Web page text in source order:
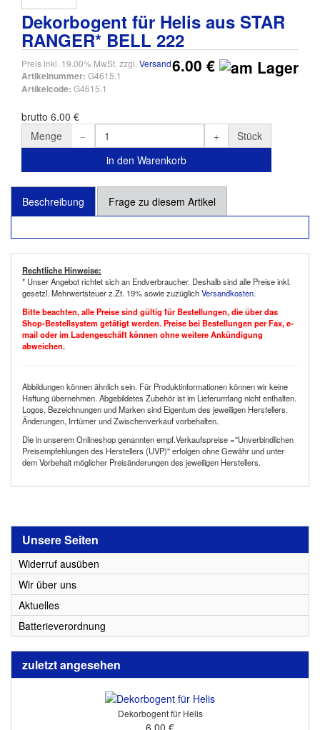
Dekorbogent für Helis aus STAR
RANGER* BELL 222
Preis inkl. 19.00% MwSt. zzgl. Versand
Artikelnummer: G4615.1
Artikelcode: G4615.1
6.00 €
brutto 6.00 €
Menge
Stück
in den Warenkorb
Beschreibung Frage zu diesem Artikel
Rechtliche Hinweise:
* Unser Angebot richtet sich an Endverbraucher. Deshalb sind alle Preise inkl.
gesetzl. Mehrwertsteuer z.Zt. 19% sowie zuzüglichVersandkosten.
Bitte beachten, alle Preise sind gültig für Bestellungen, die über das
Shop-Bestellsystem getätigt werden. Preise bei Bestellungen per Fax, e-
mail oder im Ladengeschäft können ohne weitere Ankündigung
abweichen.
Abbildungen können ähnlich sein. Für Produktinformationen können wir keine
Haftung übernehmen. Abgebildetes Zubehör ist im Lieferumfang nicht enthalten.
Logos, Bezeichnungen und Marken sind Eigentum des jeweiligen Herstellers.
Änderungen, Irrtümer und Zwischenverkauf vorbehalten.
Die in unserem Onlineshop genannten empf.Verkaufspreise ="Unverbindlichen
Preisempfehlungen des Herstellers (UVP)" erfolgen ohne Gewähr und unter
dem Vorbehalt möglicher Preisänderungen des jeweiligen Herstellers.
Unsere Seiten
Widerruf ausüben
Wir über uns
Aktuelles
Batterieverordnung
zuletzt angesehen
Dekorbogent für Helis
6.00 €